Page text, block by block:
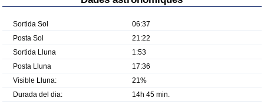
Sortida Sol
06:37
Posta Sol
21:22
Sortida Lluna
1:53
Posta Lluna
17:36
Visible Lluna:
21%
Durada del dia:
14h 45 min.